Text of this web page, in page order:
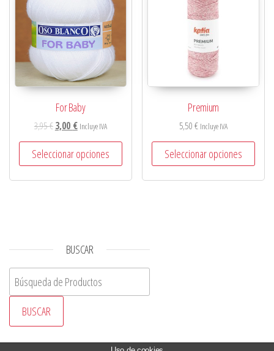
For Baby
3,95€3,00 € Incluye IVA
Seleccionar opciones
Premium
5,50€ Incluye IVA
Seleccionar opciones
BUSCAR
Buscar: